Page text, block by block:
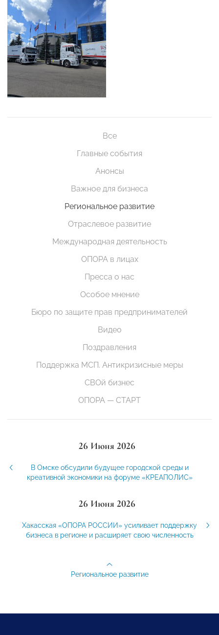
Все
Главные события
Анонсы
Важное для бизнеса
Региональное развитие
Отраслевое развитие
Международная деятельность
ОПОРА в лицах
Пресса о нас
Особое мнение
Бюро по защите прав предпринимателей
Видео
Поздравления
Поддержка МСП. Антикризисные меры
СВОй бизнес
ОПОРА — СТАРТ
26 Июня 2026
В Омске обсудили будущее городской среды и
креативной экономики на форуме «КРЕАПОЛИС»
26 Июня 2026
Хакасская «ОПОРА РОССИИ» усиливает поддержку
бизнеса в регионе и расширяет свою численность
Региональное развитие